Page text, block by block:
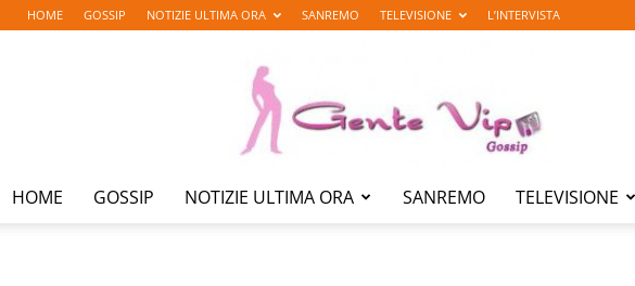
HOME GOSSIP NOTIZIE ULTIMA ORA SANREMO TELEVISIONE L’INTERVISTA
HOME GOSSIP NOTIZIE ULTIMA ORA SANREMO TELEVISIONE